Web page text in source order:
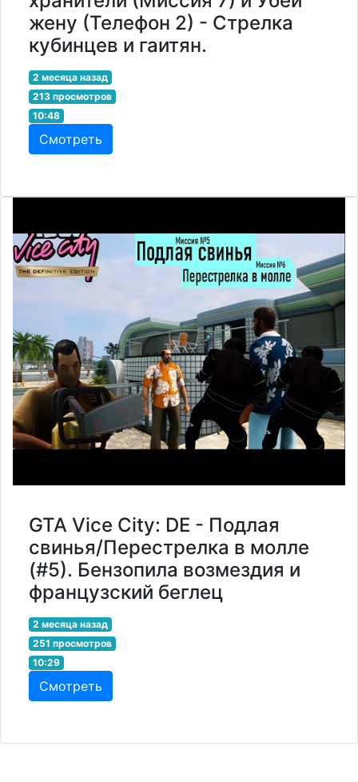
жену (Телефон 2) - Стрелка
кубинцев и гаитян.
2 месяца назад
213 просмотров
10:48
Смотреть
GTA Vice City: DE - Подлая
свинья/Перестрелка в молле
(#5). Бензопила возмездия и
французский беглец
2 месяца назад
251 просмотров
10:29
Смотреть